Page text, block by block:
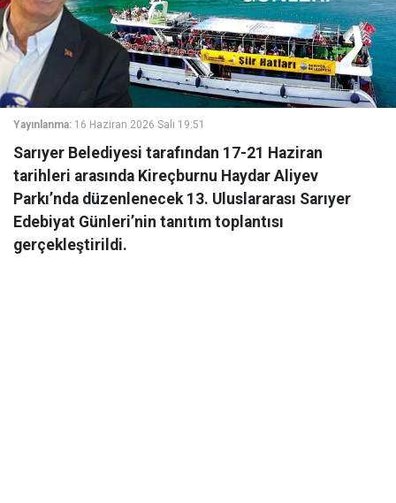
Yayınlanma: 16 Haziran 2026 Salı 19:51
Sarıyer Belediyesi tarafından 17-21 Haziran
tarihleri arasında Kireçburnu Haydar Aliyev
Parkı’nda düzenlenecek 13. Uluslararası Sarıyer
Edebiyat Günleri’nin tanıtım toplantısı
gerçekleştirildi.